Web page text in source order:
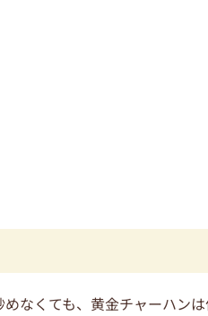
なくても、黄金チャーハン